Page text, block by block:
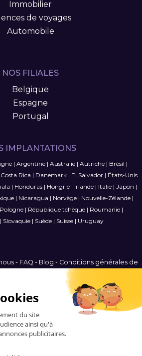
Immobilier
de voyages
Automobile
NOS FILIALES
Belgique
Espagne
Portugal
IMPLANTATIONS
| Argentine| Australie| Autriche| Brésil |
Costa Rica | Danemark| El Salvador| États-Unis
| Honduras| Hongrie| Irlande| Italie| Japon |
| Nicaragua | Norvège| Nouvelle-Zélande|
Pologne| République tchèque| Roumanie|
| Slovaquie| Suède| Suisse| Uruguay
- FAQ - Blog - Conditions générales de
de confidentialité-Plan du site